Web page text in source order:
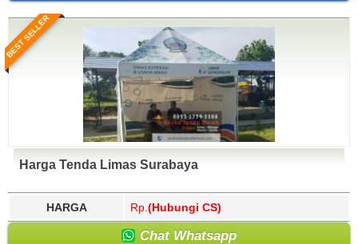
BEST SELLER
Harga Tenda Limas Surabaya
HARGA Rp. (Hubungi CS)
Chat Whatsapp